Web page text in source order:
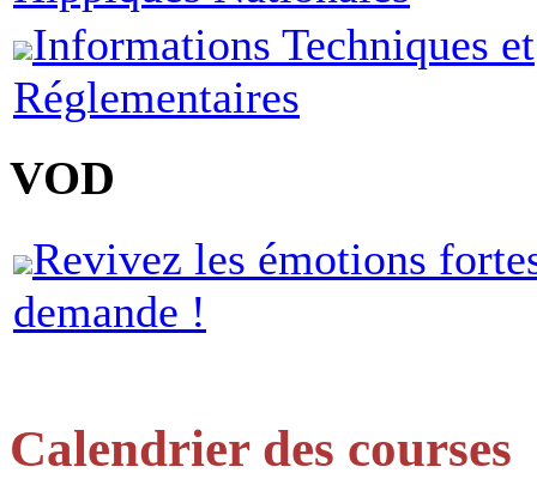
Informations Techniques et
Réglementaires
VOD
Revivez les émotions
demande !
Calendrier des courses